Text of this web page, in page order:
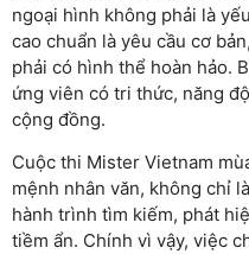
ngoại hình không phải là
cao chuẩn là yêu cầu cơ
phải có hình thể hoàn hảo.
ứng viên có tri thức, năng
cộng đồng.
Cuộc thi Mister Vietnam
mệnh nhân văn, không chỉ
hành trình tìm kiếm, phát
tiềm ẩn. Chính vì vậy, việc